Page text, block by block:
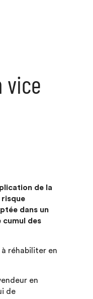
vice
de la
dans un
cumul des
à réhabiliter en
en
de